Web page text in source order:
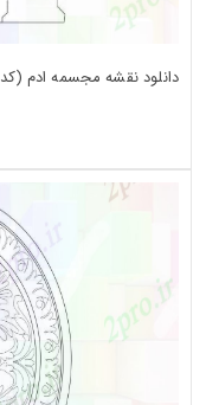
دانلود نقشه مجسمه ادم (کد31033)